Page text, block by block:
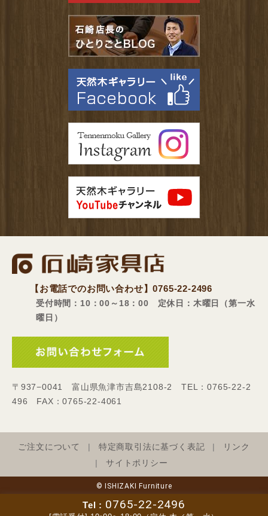
【お電話でのお問い合わせ】0765-22-2496
受付時間：10：00～18：00 定休日：木曜日（第一水
曜日）
〒937−0041 富山県魚津市吉島2108-2 TEL：0765-22-2
496 FAX：0765-22-4061
ご注文について 特定商取引法に基づく表記
リンク
サイトポリシー
© ISHIZAKI Furniture
Tel : 0765-22-2496